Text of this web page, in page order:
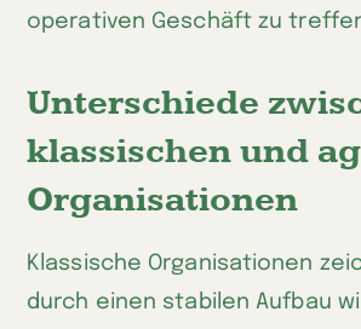
operativen Geschäft zu
Unterschiede
klassischen und
Organisationen
Klassische Organisationen
durch einen stabilen Aufbau